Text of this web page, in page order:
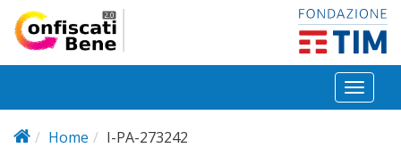
Salta al contenuto principale
Toggle
Home
I-PA-273242